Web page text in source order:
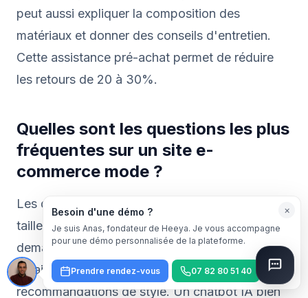
peut aussi expliquer la composition des
matériaux et donner des conseils d'entretien.
Cette assistance pré-achat permet de réduire
les retours de 20 à 30%.
Quelles sont les questions les plus
fréquentes sur un site e-
commerce mode ?
Les questions les plus courantes concernent les
tailles et les correspondances (40% des
demandes), la disponibilité des produits, les
délais de livraison, la politique de retour, et les
recommandations de style. Un chatbot IA bien
×
Besoin d'une démo ?
Je suis Anas, fondateur de Heeya. Je vous accompagne
pour une démo personnalisée de la plateforme.
Prendre rendez-vous 07 82 80 51 40